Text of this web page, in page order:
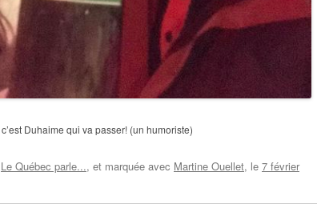
c’est Duhaime qui va passer! (un humoriste)
Le Québec parle..., et marquée avec Martine Ouellet, le 7 février